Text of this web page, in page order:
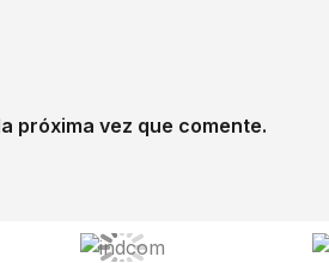
próxima vez que comente.